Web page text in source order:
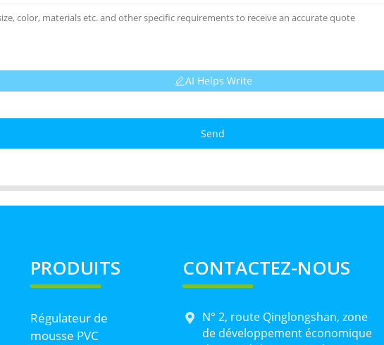
AI Helps Write
Send
PRODUITS
Régulateur de
mousse PVC
CONTACTEZ-NOUS
N° 2, route Qinglongshan, zone
de développement économique